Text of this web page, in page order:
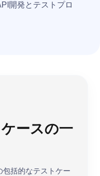
開発とテストプロ
ースの一
括的なテストケー